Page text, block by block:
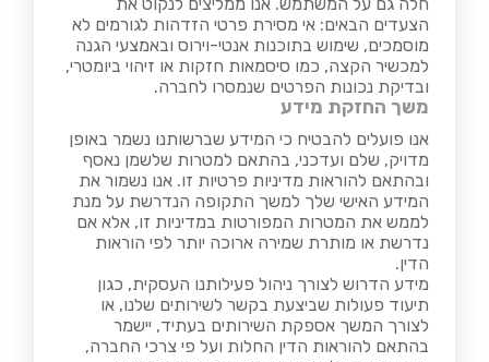
הצעדים הבאים: אי מסירת פרטי הזדהות לגורמים לא
מוסמכים, שימוש בתוכנות אנטי-וירוס ובאמצעי הגנה
למכשיר הקצה, כמו סיסמאות חזקות או זיהוי ביומטרי,
ובדיקת נכונות הפרטים שנמסרו לחברה.
משך החזקת מידע
אנו פועלים להבטיח כי המידע שברשותנו נשמר באופן
מדויק, שלם ועדכני, בהתאם למטרות שלשמן נאסף
ובהתאם להוראות מדיניות פרטיות זו. אנו נשמור את
המידע האישי שלך למשך התקופה הנדרשת על מנת
לממש את המטרות המפורטות במדיניות זו, אלא אם
נדרשת או מותרת שמירה ארוכה יותר לפי הוראות
הדין.
מידע הדרוש לצורך ניהול פעילותנו העסקית, כגון
תיעוד פעולות שביצעת בקשר לשירותים שלנו, או
לצורך המשך אספקת השירותים בעתיד, יישמר
בהתאם להוראות הדין החלות ועל פי צרכי החברה,